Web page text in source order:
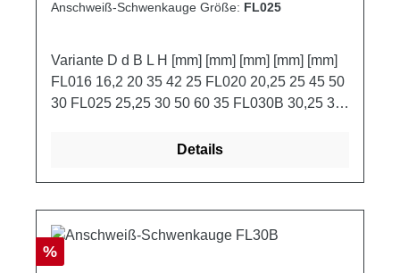
Anschweiß-Schwenkauge Größe: FL025
Variante D d B L H [mm] [mm] [mm] [mm] [mm]
FL016 16,2 20 35 42 25 FL020 20,25 25 45 50
30 FL025 25,25 30 50 60 35 FL030B 30,25 35
Details
Rabatt
%